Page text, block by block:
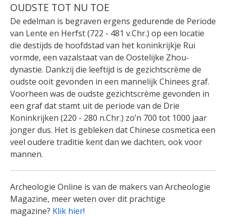
OUDSTE TOT NU TOE
De edelman is begraven ergens gedurende de Periode
van Lente en Herfst (722 - 481 v.Chr.) op een locatie
die destijds de hoofdstad van het koninkrijkje Rui
vormde, een vazalstaat van de Oostelijke Zhou-
dynastie. Dankzij die leeftijd is de gezichtscrème de
oudste ooit gevonden in een mannelijk Chinees graf.
Voorheen was de oudste gezichtscrème gevonden in
een graf dat stamt uit de periode van de Drie
Koninkrijken (220 - 280 n.Chr.) zo’n 700 tot 1000 jaar
jonger dus. Het is gebleken dat Chinese cosmetica een
veel oudere traditie kent dan we dachten, ook voor
mannen.
Archeologie Online is van de makers van Archeologie
Magazine, meer weten over dit prachtige
magazine? Klik hier!